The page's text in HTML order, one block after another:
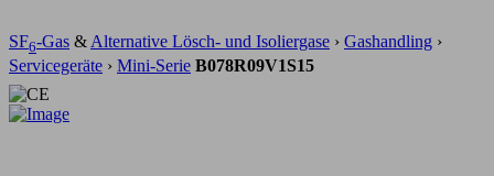
SF6-Gas & Alternative Lösch- und Isoliergase › Gashandling ›
Servicegeräte › Mini-Serie B078R09V1S15